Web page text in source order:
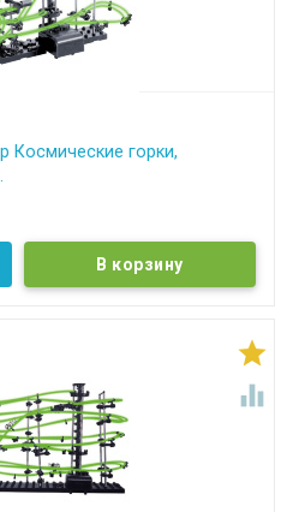
Космические горки,

